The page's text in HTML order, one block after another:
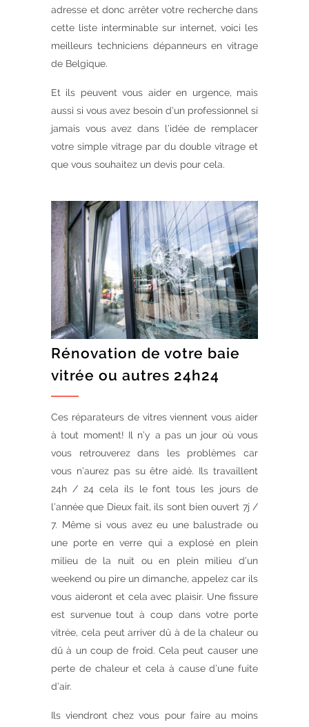
adresse et donc arrêter votre recherche dans
cette liste interminable sur internet, voici les
meilleurs techniciens dépanneurs en vitrage
de Belgique.
Et ils peuvent vous aider en urgence, mais
aussi si vous avez besoin d’un professionnel si
jamais vous avez dans l’idée de remplacer
votre simple vitrage par du double vitrage et
que vous souhaitez un devis pour cela.
Rénovation de votre baie
vitrée ou autres 24h24
Ces réparateurs de vitres viennent vous aider
à tout moment! Il n’y a pas un jour où vous
vous retrouverez dans les problèmes car
vous n’aurez pas su être aidé. Ils travaillent
24h / 24 cela ils le font tous les jours de
l’année que Dieux fait, ils sont bien ouvert 7j /
7. Même si vous avez eu une balustrade ou
une porte en verre qui a explosé en plein
milieu de la nuit ou en plein milieu d’un
weekend ou pire un dimanche, appelez car ils
vous aideront et cela avec plaisir. Une fissure
est survenue tout à coup dans votre porte
vitrée, cela peut arriver dû à de la chaleur ou
dû à un coup de froid. Cela peut causer une
perte de chaleur et cela à cause d’une fuite
d’air.
Ils viendront chez vous pour faire au moins